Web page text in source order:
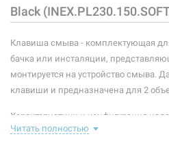
Black
Клавиша смыва - комплектующая
бачка или инсталяции,
монтируется на устройство смыва.
клавиши и предназначена для 2
Характеристики и конфигурация
товара могут изменяться
Читать полностью